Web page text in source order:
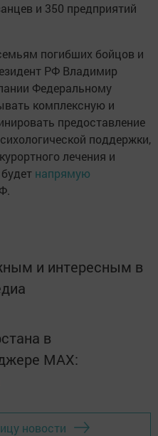
и 350 предприятий
погибших бойцов и
РФ Владимир
Федеральному
комплексную и
предоставление
поддержки,
лечения и
напрямую
и интересным в
в
MАХ:
новости